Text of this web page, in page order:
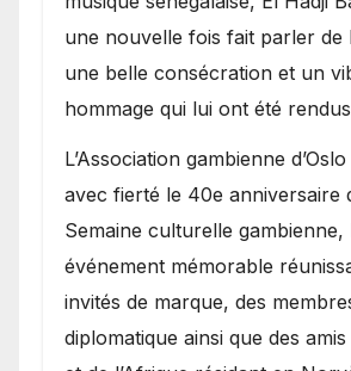
une nouvelle fois fait parler de
une belle consécration et un
hommage qui lui ont été
​L’Association gambienne
avec fierté le 40e anniversaire
Semaine culturelle gambienne,
événement mémorable
invités de marque, des
diplomatique ainsi que des